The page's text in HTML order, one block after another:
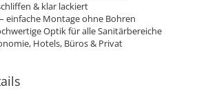
& klar lackiert
einfache Montage ohne Bohren
Optik für alle Sanitärbereiche
Hotels, Büros & Privat